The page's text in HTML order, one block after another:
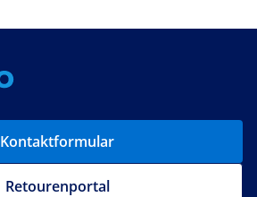
Kontaktformular
Retourenportal